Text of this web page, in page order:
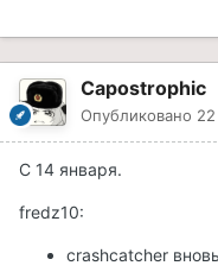
Capostrophic
Опубликовано
С 14 января.
fredz10:
crashcatcher